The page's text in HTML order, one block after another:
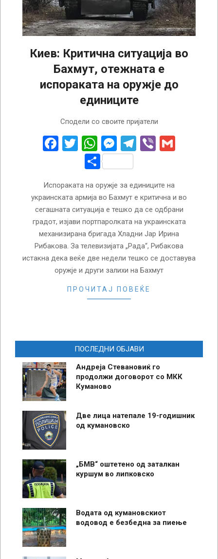
Киев: Критична ситуација во
Бахмут, отежната е
испораката на оружје до
единиците
Сподели со своите пријатели
Facebook
Twitter
WhatsApp
Messenger
Telegram
Viber
Share
Испораката на оружје за единиците на
украинската армија во Бахмут е критична и во
сегашната ситуација е тешко да се одбрани
градот, изјави портпаролката на украинската
механизирана бригада Хладни Јар Ирина
Рибакова. За телевизијата „Рада“, Рибакова
истакна дека веќе две недели тешко се доставува
оружје и други залихи на Бахмут
ПРОЧИТАЈ ПОВЕЌЕ
ПОСЛЕДНИ ОБЈАВИ
Андреја Стевановиќ го
продолжи договорот со МКК
Куманово
Две лица натепале 19-годишник
од кумановско
„БМВ“ оштетено од заталкан
куршум во липковско
Водата од кумановскиот
водовод е безбедна за пиење